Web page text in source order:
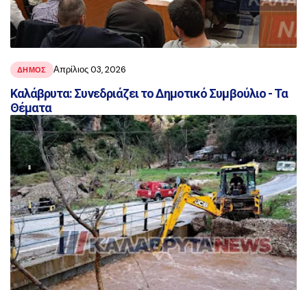
ΔΗΜΟΣ Απρίλιος 03, 2026
Καλάβρυτα: Συνεδριάζει το Δημοτικό Συμβούλιο - Τα
Θέματα